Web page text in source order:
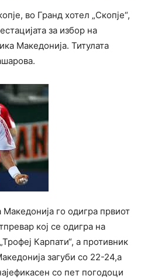
во Гранд хотел „Скопје“,
за избор на
Македонија. Титулата
го одигра првиот
кој се одигра на
Карпати“, а противник
загуби со 22-24,а
со пет погодоци